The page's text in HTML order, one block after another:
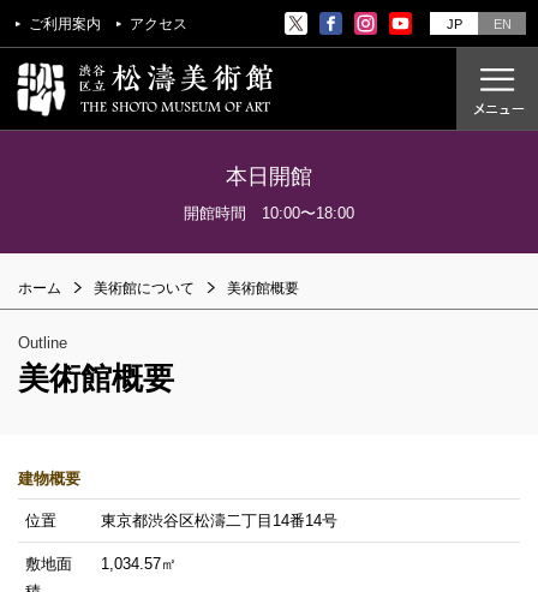
ご利用案内 アクセス JP EN
これからの展覧会
過去の展覧会
美術教室
過去のイベント
本日開館
開館時間 10:00〜18:00
ホーム 美術館について 美術館概要
Outline
美術館概要
建物概要
位置 東京都渋谷区松濤二丁目14番14号
敷地面
1,034.57㎡